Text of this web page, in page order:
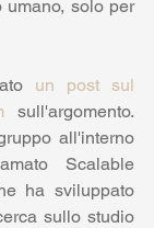
solo per
un post sul
sull'argomento.
all'interno
Scalable
ha sviluppato
sullo studio